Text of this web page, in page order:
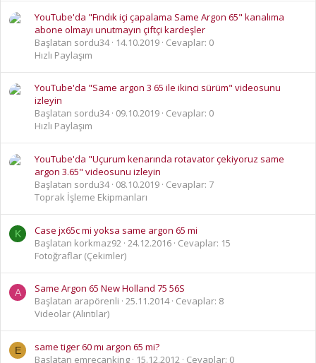
YouTube'da "Fındık içi çapalama Same Argon 65" kanalıma
abone olmayı unutmayın çiftçi kardeşler
Başlatan sordu34
14.10.2019 Cevaplar: 0
Hızlı Paylaşım
YouTube'da "Same argon 3 65 ile ikinci sürüm" videosunu
izleyin
Başlatan sordu34 09.10.2019 Cevaplar: 0
Hızlı Paylaşım
YouTube'da "Uçurum kenarında rotavator çekiyoruz same
argon 3.65" videosunu izleyin
Başlatan sordu34 08.10.2019 Cevaplar: 7
Toprak İşleme Ekipmanları
K
Case jx65c mi yoksa same argon 65 mi
Başlatan korkmaz92
24.12.2016 Cevaplar: 15
Fotoğraflar (Çekimler)
A
Same Argon 65 New Holland 75 56S
Başlatan arapörenli 25.11.2014 Cevaplar: 8
Videolar (Alıntılar)
E
same tiger 60 mı argon 65 mi?
Başlatan emrecanking
15.12.2012 Cevaplar: 0